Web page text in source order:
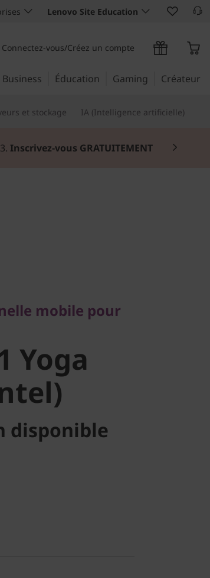
Lenovo Site Education
Connectez-vous/Créez un compte
Business Éducation Gaming Créateur
et stockage IA (Intelligence artificielle)
Inscrivez-vous GRATUITEMENT
mobile pour
Yoga
disponible